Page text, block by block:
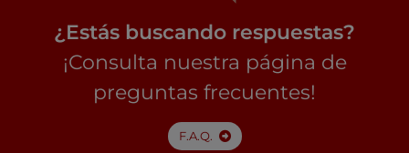
¿Estás buscando respuestas?
¡Consulta nuestra página de
preguntas frecuentes!
F.A.Q.